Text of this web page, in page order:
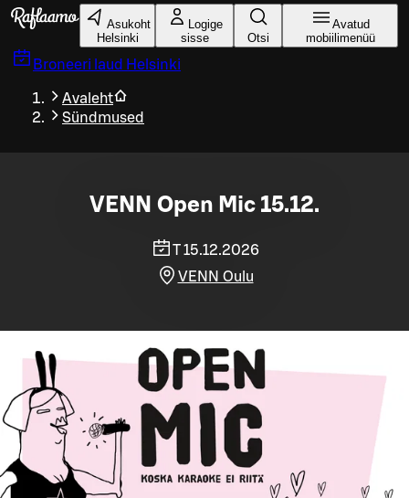
Liigu peamise sisu juurde
Asukoht
Helsinki
Logige
sisse
Otsi
Avatud
mobiilimenüü
Broneeri laud Helsinki
Avaleht
Sündmused
VENN Open Mic 15.12.
T 15.12.2026
VENN Oulu